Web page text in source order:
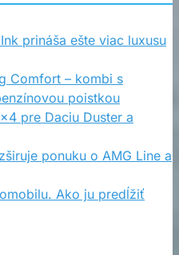
prináša ešte viac luxusu
Comfort – kombi s
poistkou
pre Daciu Duster a
ponuku o AMG Line a
Ako ju predĺžiť